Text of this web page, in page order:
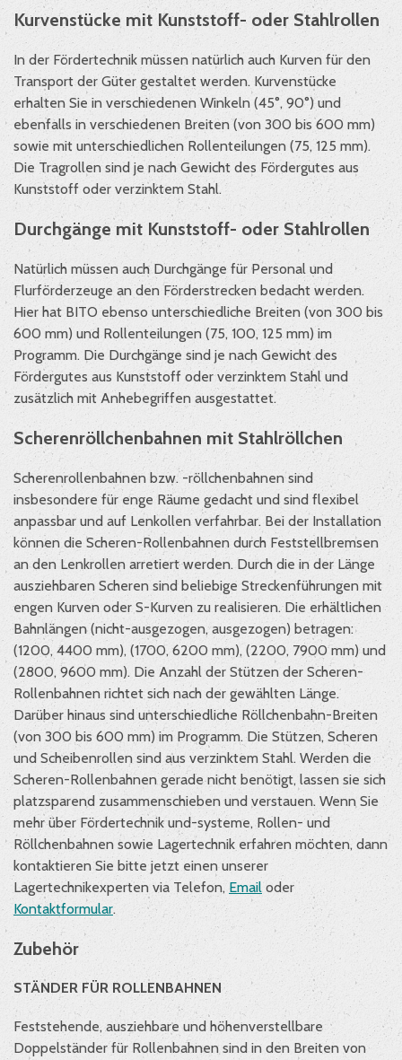
Kurvenstücke mit Kunststoff- oder Stahlrollen
In der Fördertechnik müssen natürlich auch Kurven für den
Transport der Güter gestaltet werden. Kurvenstücke
erhalten Sie in verschiedenen Winkeln (45°, 90°) und
ebenfalls in verschiedenen Breiten (von 300 bis 600 mm)
sowie mit unterschiedlichen Rollenteilungen (75, 125 mm).
Die Tragrollen sind je nach Gewicht des Fördergutes aus
Kunststoff oder verzinktem Stahl.
Durchgänge mit Kunststoff- oder Stahlrollen
Natürlich müssen auch Durchgänge für Personal und
Flurförderzeuge an den Förderstrecken bedacht werden.
Hier hat BITO ebenso unterschiedliche Breiten (von 300 bis
600 mm) und Rollenteilungen (75, 100, 125 mm) im
Programm. Die Durchgänge sind je nach Gewicht des
Fördergutes aus Kunststoff oder verzinktem Stahl und
zusätzlich mit Anhebegriffen ausgestattet.
Scherenröllchenbahnen mit Stahlröllchen
Scherenrollenbahnen bzw. -röllchenbahnen sind
insbesondere für enge Räume gedacht und sind flexibel
anpassbar und auf Lenkollen verfahrbar. Bei der Installation
können die Scheren-Rollenbahnen durch Feststellbremsen
an den Lenkrollen arretiert werden. Durch die in der Länge
ausziehbaren Scheren sind beliebige Streckenführungen mit
engen Kurven oder S-Kurven zu realisieren. Die erhältlichen
Bahnlängen (nicht-ausgezogen, ausgezogen) betragen:
(1200, 4400 mm), (1700, 6200 mm), (2200, 7900 mm) und
(2800, 9600 mm). Die Anzahl der Stützen der Scheren-
Rollenbahnen richtet sich nach der gewählten Länge.
Darüber hinaus sind unterschiedliche Röllchenbahn-Breiten
(von 300 bis 600 mm) im Programm. Die Stützen, Scheren
und Scheibenrollen sind aus verzinktem Stahl. Werden die
Scheren-Rollenbahnen gerade nicht benötigt, lassen sie sich
platzsparend zusammenschieben und verstauen. Wenn Sie
mehr über Fördertechnik und-systeme, Rollen- und
Röllchenbahnen sowie Lagertechnik erfahren möchten, dann
kontaktieren Sie bitte jetzt einen unserer
Lagertechnikexperten via Telefon, Email oder
Kontaktformular.
Zubehör
STÄNDER FÜR ROLLENBAHNEN
Feststehende, ausziehbare und höhenverstellbare
Doppelständer für Rollenbahnen sind in den Breiten von